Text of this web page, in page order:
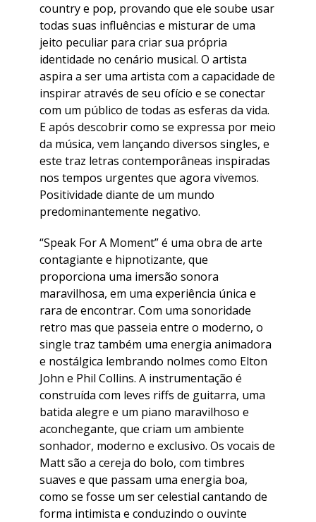
country e pop, provando que ele soube usar
todas suas influências e misturar de uma
jeito peculiar para criar sua própria
identidade no cenário musical. O artista
aspira a ser uma artista com a capacidade de
inspirar através de seu ofício e se conectar
com um público de todas as esferas da vida.
E após descobrir como se expressa por meio
da música, vem lançando diversos singles, e
este traz letras contemporâneas inspiradas
nos tempos urgentes que agora vivemos.
Positividade diante de um mundo
predominantemente negativo.
“Speak For A Moment” é uma obra de arte
contagiante e hipnotizante, que
proporciona uma imersão sonora
maravilhosa, em uma experiência única e
rara de encontrar. Com uma sonoridade
retro mas que passeia entre o moderno, o
single traz também uma energia animadora
e nostálgica lembrando nolmes como Elton
John e Phil Collins. A instrumentação é
construída com leves riffs de guitarra, uma
batida alegre e um piano maravilhoso e
aconchegante, que criam um ambiente
sonhador, moderno e exclusivo. Os vocais de
Matt são a cereja do bolo, com timbres
suaves e que passam uma energia boa,
como se fosse um ser celestial cantando de
forma intimista e conduzindo o ouvinte